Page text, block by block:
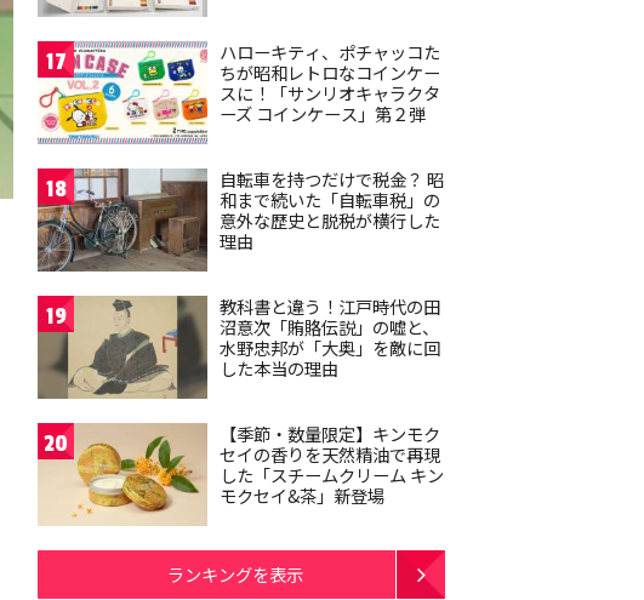
17
ハローキティ、ポチャッコた
ちが昭和レトロなコインケー
スに！「サンリオキャラクタ
ーズ コインケース」第２弾
18
自転車を持つだけで税金？ 昭
和まで続いた「自転車税」の
意外な歴史と脱税が横行した
理由
19
教科書と違う！江戸時代の田
沼意次「賄賂伝説」の嘘と、
水野忠邦が「大奥」を敵に回
した本当の理由
20
【季節・数量限定】キンモク
セイの香りを天然精油で再現
した「スチームクリーム キン
モクセイ&茶」新登場
ランキングを表示